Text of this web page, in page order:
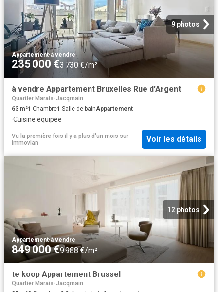
9 photos
Appartement·à vendre
235 000 €3 730 €/m²
à vendre Appartement Bruxelles Rue d'Argent
Quartier Marais-Jacqmain
63 m²1 Chambre1 Salle de bainAppartement
·Cuisine équipée
Vu la première fois il y a plus d'un mois sur
immovlan
Voir les détails
12 photos
Appartement·à vendre
849 000 €9 988 €/m²
te koop Appartement Brussel
Quartier Marais-Jacqmain